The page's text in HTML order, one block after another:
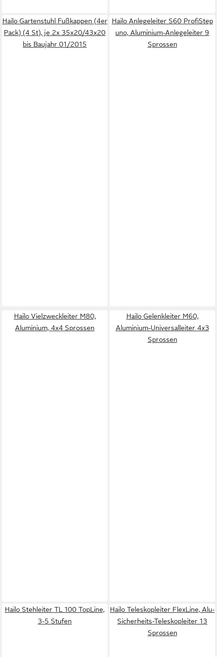
Hailo Gartenstuhl Fußkappen (4er
Pack) (4 St), je 2x 35x20/43x20
bis Baujahr 01/2015
Hailo Anlegeleiter S60 ProfiStep
uno, Aluminium-Anlegeleiter 9
Sprossen
Hailo Vielzweckleiter M80,
Aluminium, 4x4 Sprossen
Hailo Gelenkleiter M60,
Aluminium-Universalleiter 4x3
Sprossen
Hailo Stehleiter TL 100 TopLine,
3-5 Stufen
Hailo Teleskopleiter FlexLine, Alu-
Sicherheits-Teleskopleiter 13
Sprossen